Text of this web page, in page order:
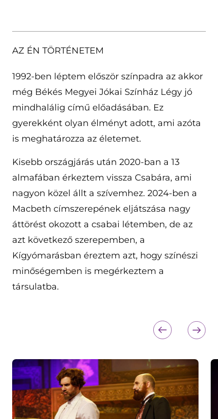
AZ ÉN TÖRTÉNETEM
1992-ben léptem először színpadra az akkor
még Békés Megyei Jókai Színház Légy jó
mindhalálig című előadásában. Ez
gyerekként olyan élményt adott, ami azóta
is meghatározza az életemet.
Kisebb országjárás után 2020-ban a 13
almafában érkeztem vissza Csabára, ami
nagyon közel állt a szívemhez. 2024-ben a
Macbeth címszerepének eljátszása nagy
áttörést okozott a csabai létemben, de az
azt következő szerepemben, a
Kígyómarásban éreztem azt, hogy színészi
minőségemben is megérkeztem a
társulatba.